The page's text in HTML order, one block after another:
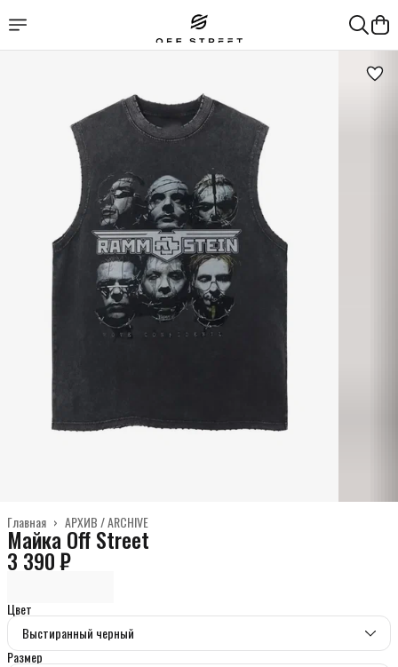
АРХИВ / ARCHIVE
Главная ›
Майка Off Street
3 390 ₽
Цвет
Выстиранный черный
Размер